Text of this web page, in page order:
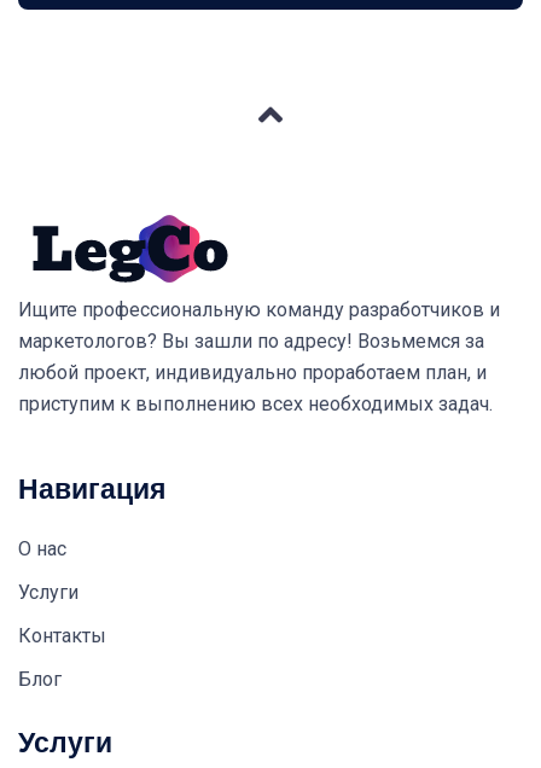
Ищите профессиональную команду разработчиков и
маркетологов? Вы зашли по адресу! Возьмемся за
любой проект, индивидуально проработаем план, и
приступим к выполнению всех необходимых задач.
Навигация
О нас
Услуги
Контакты
Блог
Услуги